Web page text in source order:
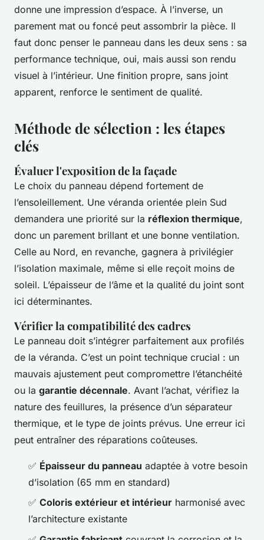
donne une impression d’espace. À l’inverse, un
parement mat ou foncé peut assombrir la pièce. Il
faut donc penser le panneau dans les deux sens : sa
performance technique, oui, mais aussi son rendu
visuel à l’intérieur. Une finition propre, sans joint
apparent, renforce le sentiment de qualité.
Méthode de sélection : les étapes
clés
Évaluer l'exposition de la façade
Le choix du panneau dépend fortement de
l’ensoleillement. Une véranda orientée plein Sud
demandera une priorité sur la réflexion thermique,
donc un parement brillant et une bonne ventilation.
Celle au Nord, en revanche, gagnera à privilégier
l’isolation maximale, même si elle reçoit moins de
soleil. L’épaisseur de l’âme et la qualité du joint sont
ici déterminantes.
Vérifier la compatibilité des cadres
Le panneau doit s’intégrer parfaitement aux profilés
de la véranda. C’est un point technique crucial : un
mauvais ajustement peut compromettre l’étanchéité
ou la garantie décennale. Avant l’achat, vérifiez la
nature des feuillures, la présence d’un séparateur
thermique, et le type de joints prévus. Une erreur ici
peut entraîner des réparations coûteuses.
✅ Épaisseur du panneau adaptée à votre besoin
d’isolation (65 mm en standard)
✅ Coloris extérieur et intérieur harmonisé avec
l’architecture existante